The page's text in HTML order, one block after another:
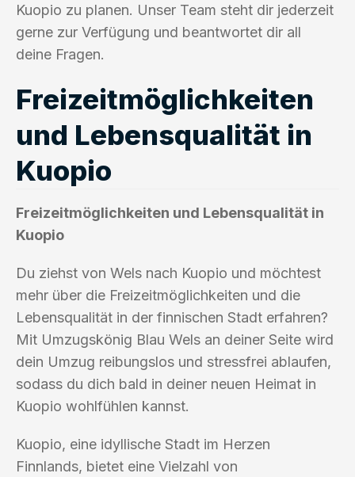
Kuopio zu planen. Unser Team steht dir jederzeit
gerne zur Verfügung und beantwortet dir all
deine Fragen.
Freizeitmöglichkeiten
und Lebensqualität in
Kuopio
Freizeitmöglichkeiten und Lebensqualität in
Kuopio
Du ziehst von Wels nach Kuopio und möchtest
mehr über die Freizeitmöglichkeiten und die
Lebensqualität in der finnischen Stadt erfahren?
Mit Umzugskönig Blau Wels an deiner Seite wird
dein Umzug reibungslos und stressfrei ablaufen,
sodass du dich bald in deiner neuen Heimat in
Kuopio wohlfühlen kannst.
Kuopio, eine idyllische Stadt im Herzen
Finnlands, bietet eine Vielzahl von